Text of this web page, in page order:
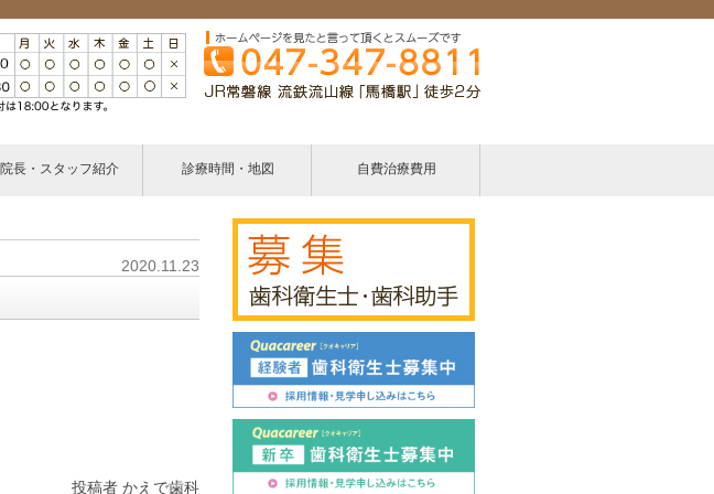
院長・スタッフ紹介 診療時間・地図 自費治療費用
2020.11.23
投稿者 かえで歯科